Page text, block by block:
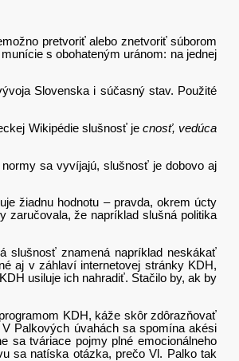
pretvoriť alebo znetvoriť súborom
s obohateným uránom: na jednej
Slovenska i súčasný stav. Použité
Wikipédie slušnosť je cnosť, vedúca
sa vyvíjajú, slušnosť je dobovo aj
žiadnu hodnotu – pravda, okrem úcty
zaručovala, že napríklad slušná politika
znamená napríklad neskákať
aj v záhlaví internetovej stránky KDH,
usiluje ich nahradiť. Stačilo by, ak by
KDH, káže skôr zdôrazňovať
Palkových úvahách sa spomína akési
sa tváriace pojmy plné emocionálneho
sa natíska otázka, prečo Vl. Palko tak